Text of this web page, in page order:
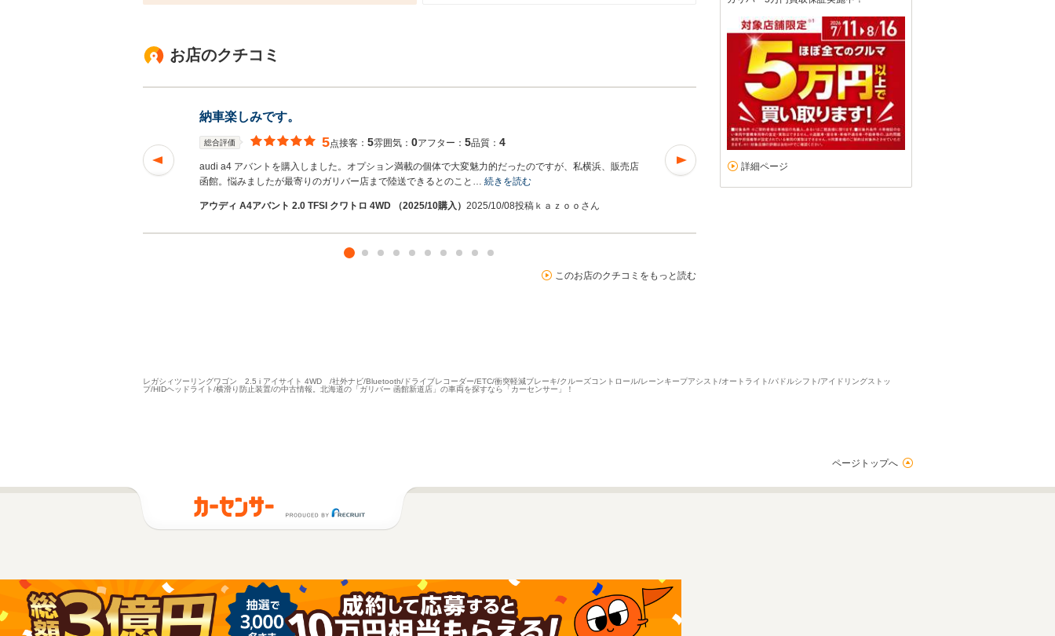
お店のクチコミ
納車楽しみです。
総合評価 5点接客： 5雰囲気： 0アフター： 5品質： 4
audi a4 アバントを購入しました。オプション満載の個体で大変魅力的だったのですが、私横浜、販売店
函館。悩みましたが最寄りのガリバー店まで陸送できるとのこと… 続きを読む
アウディ A4アバント 2.0 TFSI クワトロ 4WD （2025/10購入） 2025/10/08投稿 ｋａｚｏｏさん
迅速な対応
総合評価 5点接客：
乗っていた車が壊れたため、休みのとれたお盆期間に来店しました。
このお店のクチコミをもっと読む
詳細ページ
レガシィツーリングワゴン 2.5 i アイサイト 4WD /社外ナビ/Bluetooth/ドライブレコーダー/ETC/衝突軽減ブレーキ/クルーズコントロール/レーンキープアシスト/オートライト/パドルシフト/アイドリングストッ
プ/HIDヘッドライト/横滑り防止装置/の中古情報。北海道の「ガリバー 函館新道店」の車両を探すなら「カーセンサー」！
ページトップへ